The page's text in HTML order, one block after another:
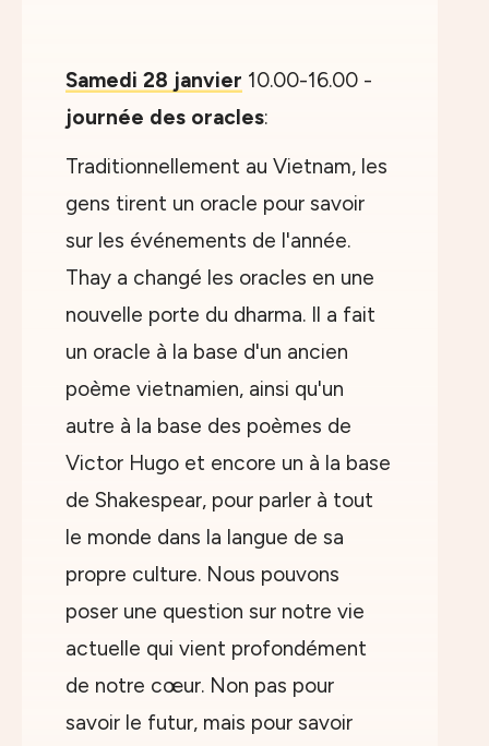
Samedi 28 janvier 10.00-16.00 -
journée des oracles:
Traditionnellement au Vietnam, les
gens tirent un oracle pour savoir
sur les événements de l'année.
Thay a changé les oracles en une
nouvelle porte du dharma. Il a fait
un oracle à la base d'un ancien
poème vietnamien, ainsi qu'un
autre à la base des poèmes de
Victor Hugo et encore un à la base
de Shakespear, pour parler à tout
le monde dans la langue de sa
propre culture. Nous pouvons
poser une question sur notre vie
actuelle qui vient profondément
de notre cœur. Non pas pour
savoir le futur, mais pour savoir